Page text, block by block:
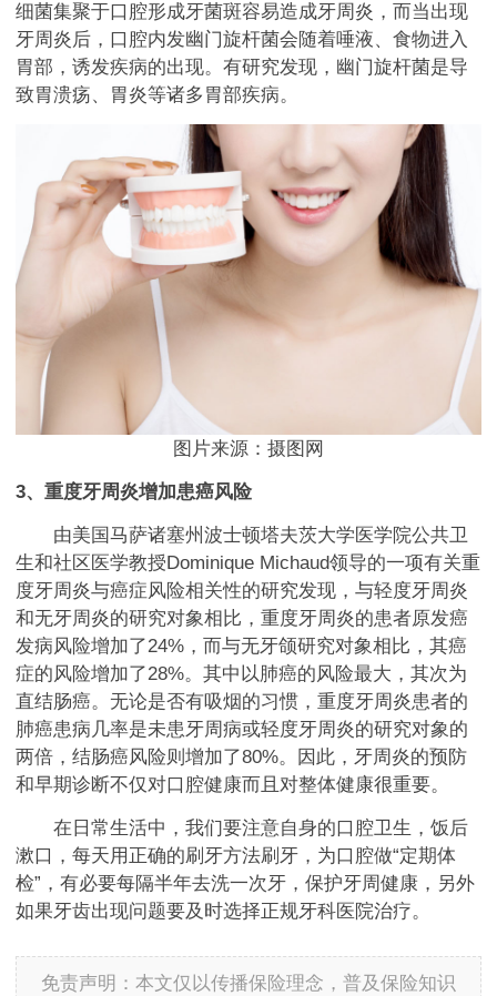
细菌集聚于口腔形成牙菌斑容易造成牙周炎，而当出现
牙周炎后，口腔内发幽门旋杆菌会随着唾液、食物进入
胃部，诱发疾病的出现。有研究发现，幽门旋杆菌是导
致胃溃疡、胃炎等诸多胃部疾病。
图片来源：摄图网
3、重度牙周炎增加患癌风险
由美国马萨诸塞州波士顿塔夫茨大学医学院公共卫
生和社区医学教授Dominique Michaud领导的一项有关重
度牙周炎与癌症风险相关性的研究发现，与轻度牙周炎
和无牙周炎的研究对象相比，重度牙周炎的患者原发癌
发病风险增加了24%，而与无牙颌研究对象相比，其癌
症的风险增加了28%。其中以肺癌的风险最大，其次为
直结肠癌。无论是否有吸烟的习惯，重度牙周炎患者的
肺癌患病几率是未患牙周病或轻度牙周炎的研究对象的
两倍，结肠癌风险则增加了80%。因此，牙周炎的预防
和早期诊断不仅对口腔健康而且对整体健康很重要。
在日常生活中，我们要注意自身的口腔卫生，饭后
漱口，每天用正确的刷牙方法刷牙，为口腔做“定期体
检”，有必要每隔半年去洗一次牙，保护牙周健康，另外
如果牙齿出现问题要及时选择正规牙科医院治疗。
免责声明：本文仅以传播保险理念，普及保险知识